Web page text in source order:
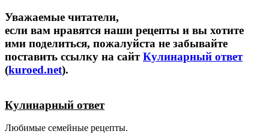
Уважаемые читатели,
если вам нравятся наши рецепты и вы хотите
ими поделиться, пожалуйста не забывайте
поставить ссылку на сайтКулинарный ответ
(kuroed.net).
Кулинарный ответ
Любимые семейные рецепты.